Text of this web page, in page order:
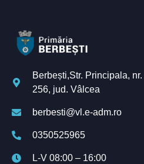
Berbești,Str. Principala, nr.
256, jud. Vâlcea
berbesti@vl.e-adm.ro
0350525965
L-V 08:00 – 16:00